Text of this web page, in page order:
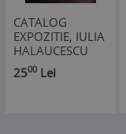
CATALOG
EXPOZITIE, IULIA
HALAUCESCU
2500 Lei